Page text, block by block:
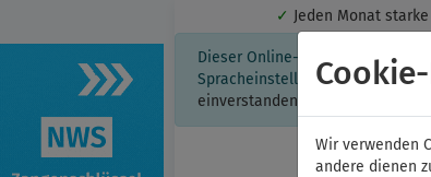
✓ Jeden Monat
Dieser Online-Shop verwendet
Spracheinstellung auf Ihrem
einverstanden, klicken Sie bitte
Wir verwenden
andere dienen